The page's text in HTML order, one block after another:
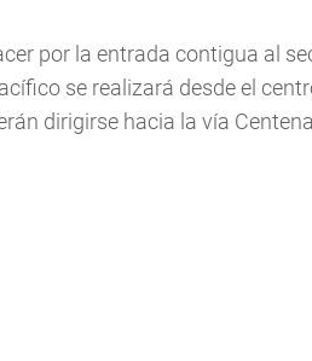
por la entrada contigua al
se realizará desde el
dirigirse hacia la vía